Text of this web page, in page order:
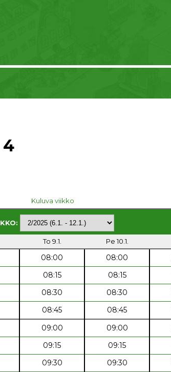
Kuluva viikko
To 9.1. Pe 10.1.
08:00 08:00
08:15 08:15
08:30 08:30
08:45 08:45
09:00 09:00
09:15 09:15
09:30 09:30